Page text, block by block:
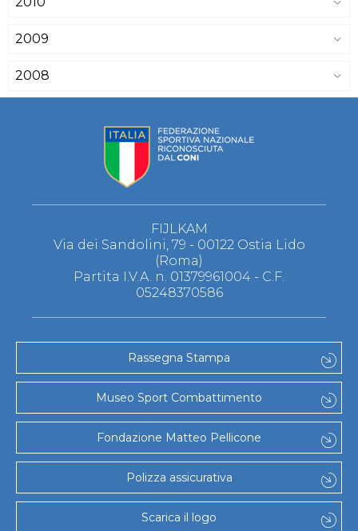
2009
2008
FIJLKAM
Via dei Sandolini, 79 - 00122 Ostia Lido
(Roma)
Partita I.V.A. n. 01379961004 - C.F.
05248370586
Rassegna Stampa
Museo Sport Combattimento
Fondazione Matteo Pellicone
Polizza assicurativa
Scarica il logo